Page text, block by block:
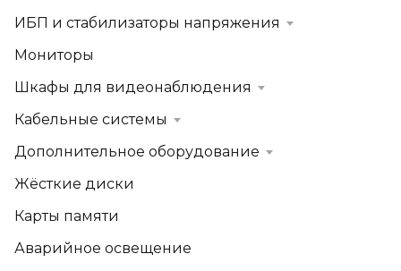
ИБП и стабилизаторы напряжения
Мониторы
Шкафы для видеонаблюдения
Кабельные системы
Дополнительное оборудование
Жёсткие диски
Карты памяти
Аварийное освещение